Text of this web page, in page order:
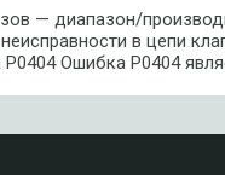
— диапазон/
в цепи
P0404 Ошибка P0404